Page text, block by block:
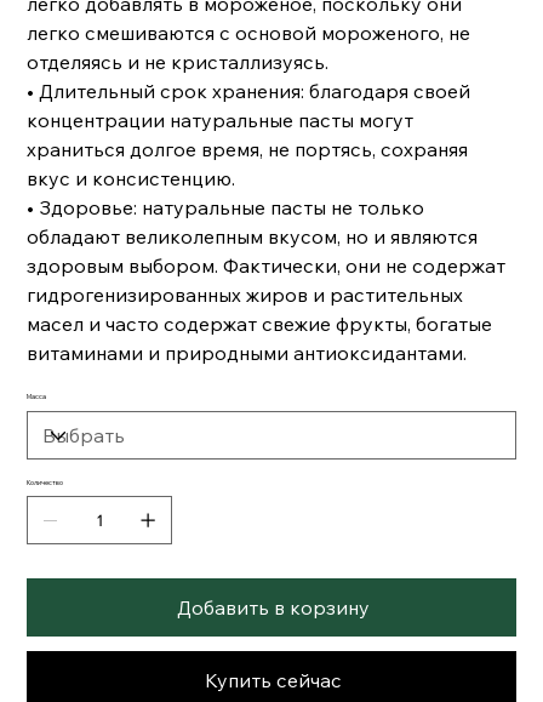
легко смешиваются с основой мороженого, не
отделяясь и не кристаллизуясь.
• Длительный срок хранения: благодаря своей
концентрации натуральные пасты могут
храниться долгое время, не портясь, сохраняя
вкус и консистенцию.
• Здоровье: натуральные пасты не только
обладают великолепным вкусом, но и являются
здоровым выбором. Фактически, они не содержат
гидрогенизированных жиров и растительных
масел и часто содержат свежие фрукты, богатые
витаминами и природными антиоксидантами.
Масса
Количество
Добавить в корзину
Купить сейчас